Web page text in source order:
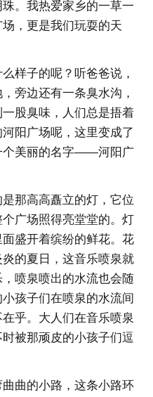
。我热爱家乡的一草一
，更是我们玩耍的天
样子的呢？听爸爸说，
旁边还有一条臭水沟，
股臭味，人们总是捂着
阳广场呢，这里变成了
个美丽的名字——河阳广
那高高矗立的灯，它位
广场照得亮堂堂的。灯
盛开着缤纷的鲜花。花
的夏日，这音乐喷泉就
喷泉喷出的水流也会随
孩子们在喷泉的水流间
乎。大人们在音乐喷泉
被那顽皮的小孩子们逗
曲的小路，这条小路环